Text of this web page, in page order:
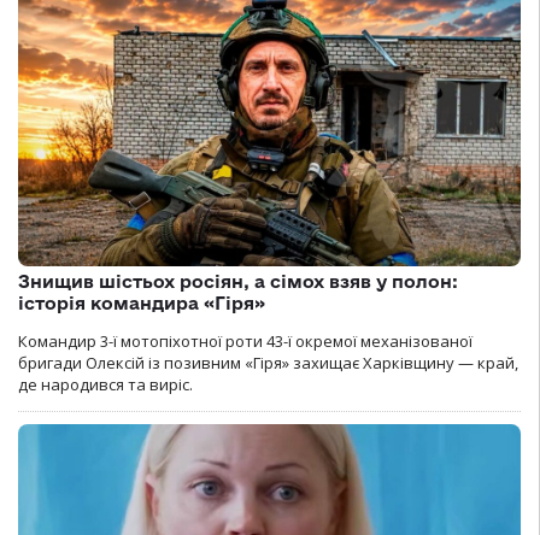
Знищив шістьох росіян, а сімох взяв у полон:
історія командира «Гіря»
Командир 3-ї мотопіхотної роти 43-ї окремої механізованої
бригади Олексій із позивним «Гіря» захищає Харківщину — край,
де народився та виріс.